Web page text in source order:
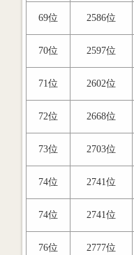
69位 2586位
70位 2597位
71位 2602位
72位 2668位
73位 2703位
74位 2741位
74位 2741位
76位 2777位